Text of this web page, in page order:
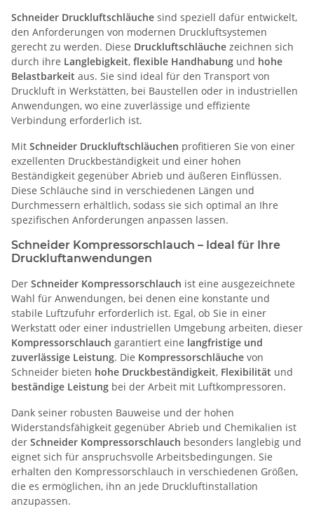
Schneider Druckluftschläuche sind speziell dafür entwickelt,
den Anforderungen von modernen Druckluftsystemen
gerecht zu werden. Diese Druckluftschläuche zeichnen sich
durch ihre Langlebigkeit, flexible Handhabung und hohe
Belastbarkeit aus. Sie sind ideal für den Transport von
Druckluft in Werkstätten, bei Baustellen oder in industriellen
Anwendungen, wo eine zuverlässige und effiziente
Verbindung erforderlich ist.
Mit Schneider Druckluftschläuchen profitieren Sie von einer
exzellenten Druckbeständigkeit und einer hohen
Beständigkeit gegenüber Abrieb und äußeren Einflüssen.
Diese Schläuche sind in verschiedenen Längen und
Durchmessern erhältlich, sodass sie sich optimal an Ihre
spezifischen Anforderungen anpassen lassen.
Schneider Kompressorschlauch – Ideal für Ihre
Druckluftanwendungen
Der Schneider Kompressorschlauch ist eine ausgezeichnete
Wahl für Anwendungen, bei denen eine konstante und
stabile Luftzufuhr erforderlich ist. Egal, ob Sie in einer
Werkstatt oder einer industriellen Umgebung arbeiten, dieser
Kompressorschlauch garantiert eine langfristige und
zuverlässige Leistung. Die Kompressorschläuche von
Schneider bieten hohe Druckbeständigkeit, Flexibilität und
beständige Leistung bei der Arbeit mit Luftkompressoren.
Dank seiner robusten Bauweise und der hohen
Widerstandsfähigkeit gegenüber Abrieb und Chemikalien ist
der Schneider Kompressorschlauch besonders langlebig und
eignet sich für anspruchsvolle Arbeitsbedingungen. Sie
erhalten den Kompressorschlauch in verschiedenen Größen,
die es ermöglichen, ihn an jede Druckluftinstallation
anzupassen.